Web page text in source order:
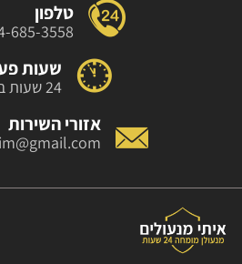
טלפון
054-685-3558
שעות
24 שעות ביממה
אזורי השירות